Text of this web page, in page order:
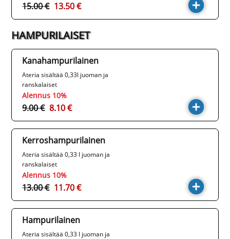
15.00 € 13.50 €
HAMPURILAISET
Kanahampurilainen
Ateria sisältää 0,33l juoman ja
ranskalaiset
Alennus 10%
9.00 € 8.10 €
Kerroshampurilainen
Ateria sisältää 0,33 l juoman ja
ranskalaiset
Alennus 10%
13.00 € 11.70 €
Hampurilainen
Ateria sisältää 0,33 l juoman ja